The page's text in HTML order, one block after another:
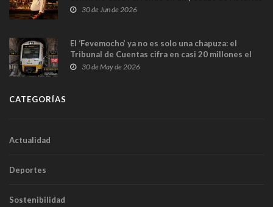
en Madrid
30 de Jun de 2026
El ‘Fevemocho’ ya no es solo una chapuza: el
Tribunal de Cuentas cifra en casi 20 millones el
sobrecoste de los trenes que no cabían por los
30 de May de 2026
CATEGORÍAS
Actualidad
Deportes
Sostenibilidad